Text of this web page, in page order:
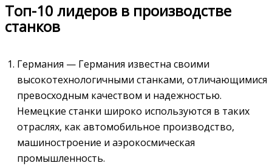
Топ-10 лидеров в производстве
станков
Германия — Германия известна своими
высокотехнологичными станками, отличающимися
превосходным качеством и надежностью.
Немецкие станки широко используются в таких
отраслях, как автомобильное производство,
машиностроение и аэрокосмическая
промышленность.